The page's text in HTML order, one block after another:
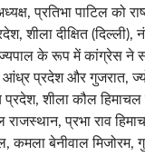
प्रतिभा पाटिल को
शीला दीक्षित (दिल्ली),
के रूप में कांग्रेस ने
आंध्र प्रदेश और गुजरात,
शीला कौल हिमाचल
राजस्थान, प्रभा राव
कमला बेनीवाल मिजोरम,